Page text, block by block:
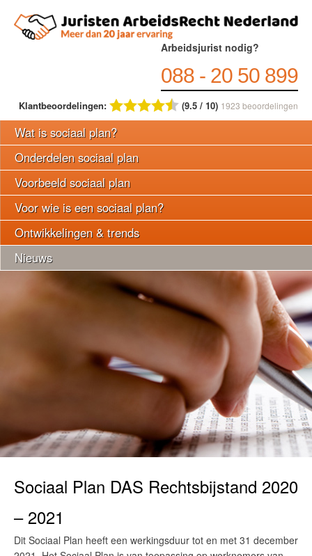
Arbeidsjurist nodig?
088 - 20 50 899
Klantbeoordelingen: (9.5 / 10) 1923 beoordelingen
Wat is sociaal plan?
Onderdelen sociaal plan
Voorbeeld sociaal plan
Voor wie is een sociaal plan?
Ontwikkelingen & trends
Nieuws
Sociaal Plan DAS Rechtsbijstand 2020
– 2021
Dit Sociaal Plan heeft een werkingsduur tot en met 31 december